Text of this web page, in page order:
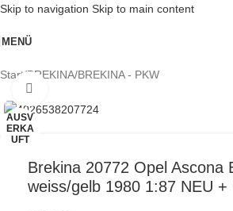
Skip to navigation Skip to main content
MENÜ
Start/BREKINA/BREKINA - PKW
AUSV
ERKA
UFT
Brekina 20772 Opel Ascona
weiss/gelb 1980 1:87 NEU +